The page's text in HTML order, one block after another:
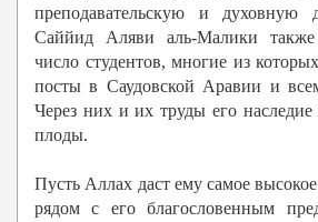
преподавательскую и духовную
Саййид Аляви аль-Малики также
число студентов, многие из
посты в Саудовской Аравии и
Через них и их труды его наследие
плоды.
Пусть Аллах даст ему самое
рядом с его благословенным